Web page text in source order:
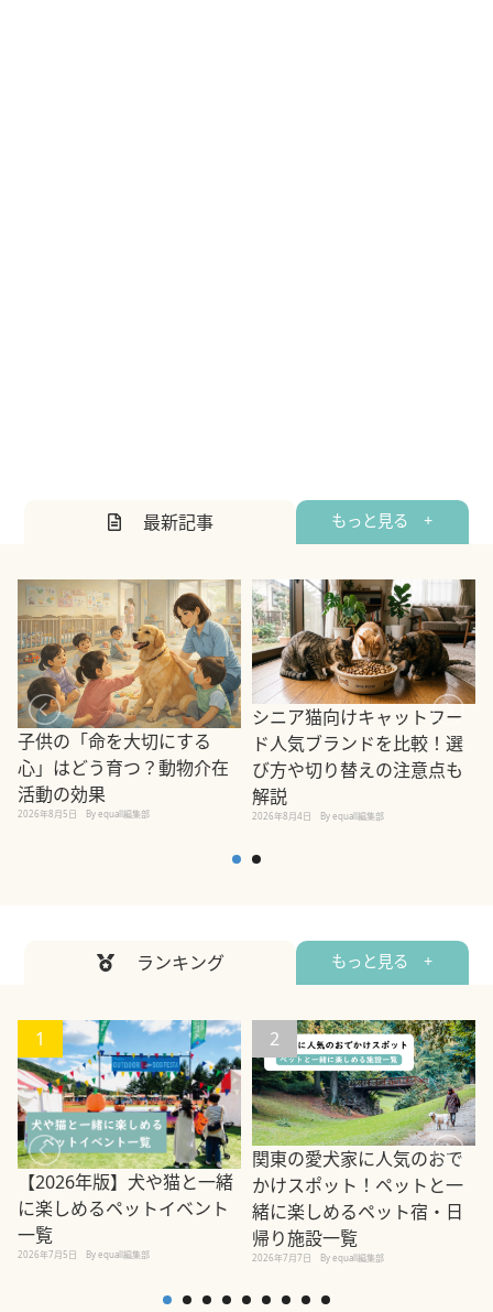
最新記事 もっと見る +
子供の「命を大切にする
心」はどう育つ？動物介在
活動の効果
2026年8月5日 By equall編集部
シニア猫向けキャットフー
ド人気ブランドを比較！選
び方や切り替えの注意点も
解説
2026年8月4日 By equall編集部
ランキング もっと見る +
1
【2026年版】犬や猫と一緒
に楽しめるペットイベント
一覧
2026年7月5日 By equall編集部
2
関東の愛犬家に人気のおで
かけスポット！ペットと一
緒に楽しめるペット宿・日
帰り施設一覧
2026年7月7日 By equall編集部